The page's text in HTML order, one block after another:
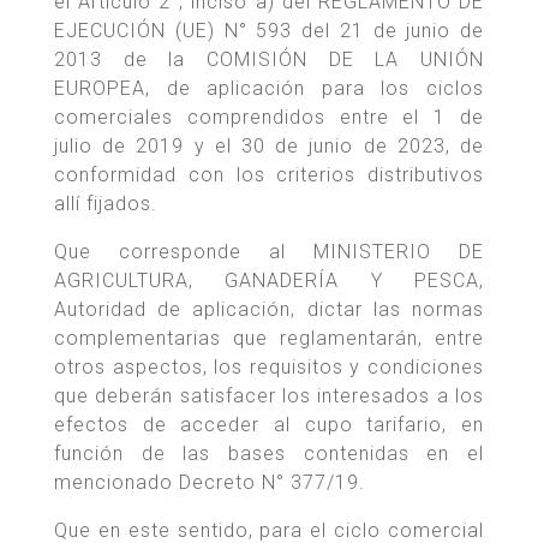
EJECUCIÓN (UE) N° 593 del 21 de junio de
2013 de la COMISIÓN DE LA UNIÓN
EUROPEA, de aplicación para los ciclos
comerciales comprendidos entre el 1 de
julio de 2019 y el 30 de junio de 2023, de
conformidad con los criterios distributivos
allí fijados.
Que corresponde al MINISTERIO DE
AGRICULTURA, GANADERÍA Y PESCA,
Autoridad de aplicación, dictar las normas
complementarias que reglamentarán, entre
otros aspectos, los requisitos y condiciones
que deberán satisfacer los interesados a los
efectos de acceder al cupo tarifario, en
función de las bases contenidas en el
mencionado Decreto N° 377/19.
Que en este sentido, para el ciclo comercial